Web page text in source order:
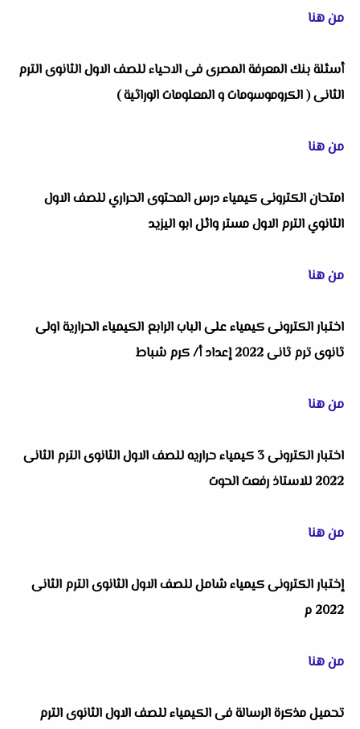
من هنا
أسئلة بنك المعرفة المصرى فى الاحياء للصف الاول الثانوى الترم
الثانى ( الكروموسومات و المعلومات الوراثية )
من هنا
امتحان الكترونى كيمياء درس المحتوى الحراري للصف الاول
الثانوي الترم الاول مستر وائل ابو اليزيد
من هنا
اختبار الكترونى كيمياء على الباب الرابع الكيمياء الحرارية اولى
ثانوى ترم ثانى 2022 إعداد أ/ كرم شباط
من هنا
اختبار الكترونى 3 كيمياء حراريه للصف الاول الثانوى الترم الثانى
2022 للاستاذ رفعت الحوت
من هنا
إختبار الكترونى كيمياء شامل للصف الاول الثانوى الترم الثانى
2022 م
من هنا
تحميل مذكرة الرسالة فى الكيمياء للصف الاول الثانوى الترم